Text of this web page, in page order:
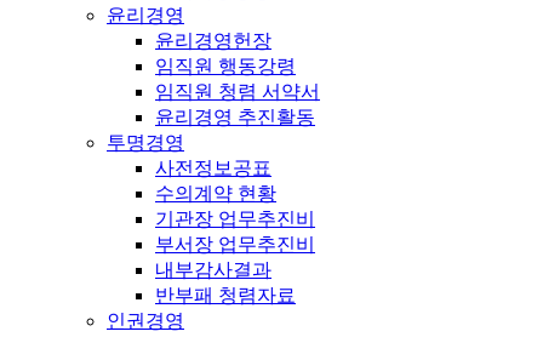
윤리경영
윤리경영헌장
임직원 행동강령
임직원 청렴 서약서
윤리경영 추진활동
투명경영
사전정보공표
수의계약 현황
기관장 업무추진비
부서장 업무추진비
내부감사결과
반부패 청렴자료
인권경영